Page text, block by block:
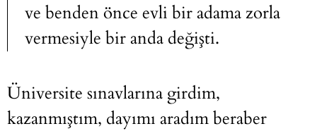
ve benden önce evli bir adama zorla
vermesiyle bir anda değişti.
Üniversite sınavlarına girdim,
kazanmıştım, dayımı aradım beraber